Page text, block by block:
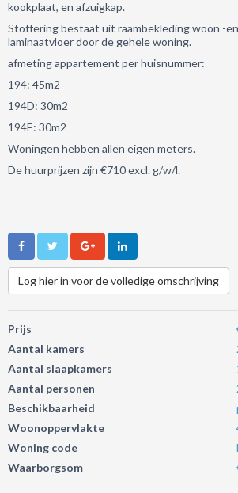
kookplaat, en afzuigkap.
Stoffering bestaat uit raambekleding woon -
laminaatvloer door de gehele woning.
afmeting appartement per huisnummer:
194: 45m2
194D: 30m2
194E: 30m2
Woningen hebben allen eigen meters.
De huurprijzen zijn €710 excl. g/w/l.
Log hier in voor de volledige omschrijving
Prijs
Aantal kamers
Aantal slaapkamers
Aantal personen
Beschikbaarheid
Woonoppervlakte
Woning code
Waarborgsom